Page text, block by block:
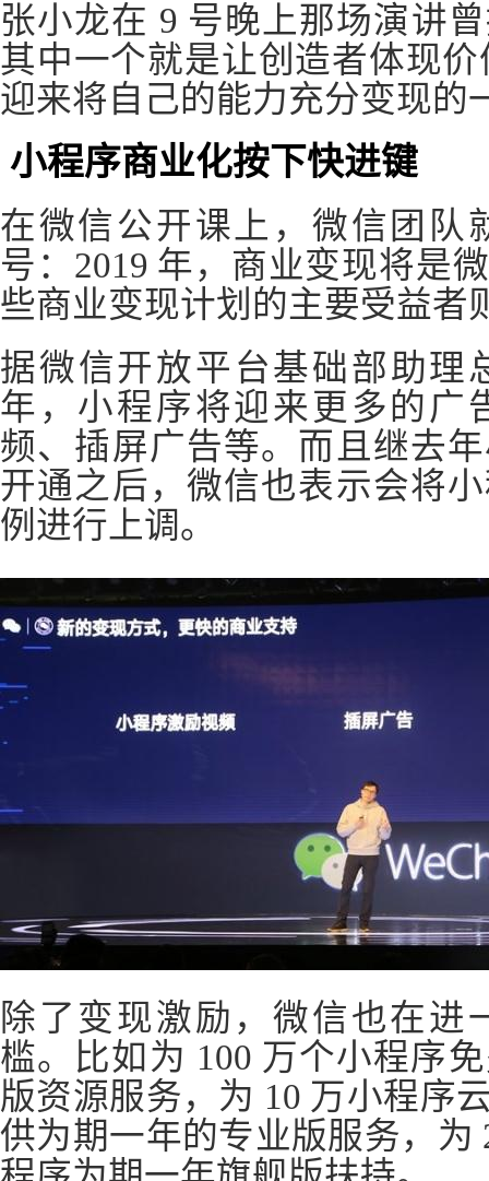
张小龙在 9 号晚上那场演讲
其中一个就是让创造者体现
迎来将自己的能力充分变现的
小程序商业化按下快进键
在微信公开课上，微信团队
号：2019 年，商业变现将是
些商业变现计划的主要受益者
据微信开放平台基础部助理
年，小程序将迎来更多的广
频、插屏广告等。而且继去
开通之后，微信也表示会将
例进行上调。
除了变现激励，微信也在进
槛。比如为 100 万个小程序
版资源服务，为 10 万小程序
供为期一年的专业版服务，为